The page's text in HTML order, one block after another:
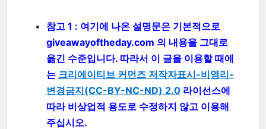
참고 1 : 여기에 나온 설명문은 기본적으로
giveawayoftheday.com 의 내용을 그대로
옮긴 수준입니다. 따라서 이 글을 이용할 때에
는 크리에이티브 커먼즈 저작자표시-비영리-
변경금지(CC-BY-NC-ND) 2.0 라이선스에
따라 비상업적 용도로 수정하지 않고 이용해
주십시오.